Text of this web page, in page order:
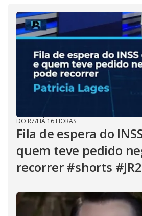
DO R7/HÁ 16 HORAS
Fila de espera do
quem teve pedido
recorrer #shorts